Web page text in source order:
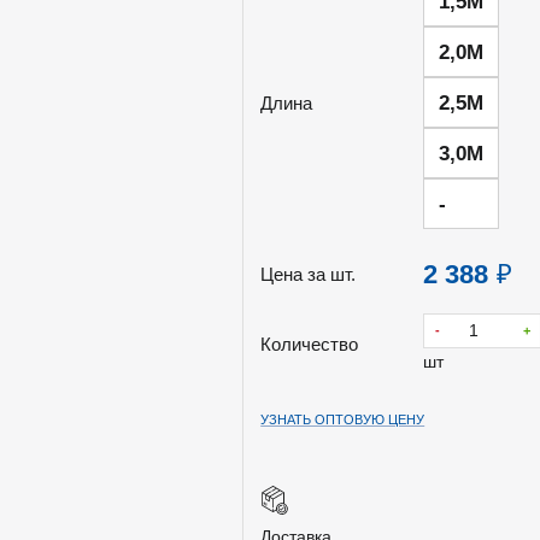
Длина
2,0М
2,5М
3,0М
-
Цена за шт. 2 388 ₽
Количество
- +
шт
УЗНАТЬ ОПТОВУЮ ЦЕНУ